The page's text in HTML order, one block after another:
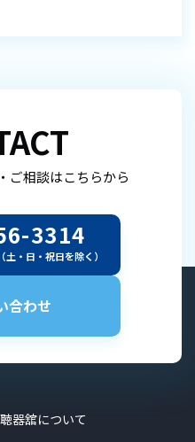
ご相談はこちらから
3314
・日・祝日を除く）
合わせ
器舘について